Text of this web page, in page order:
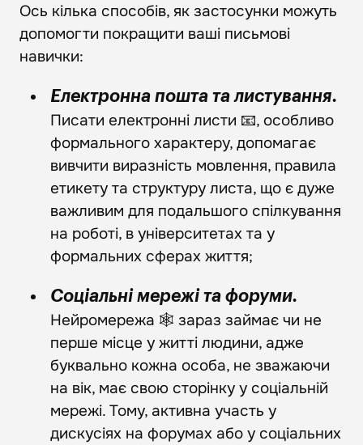
Ось кілька способів, як застосунки можуть
допомогти покращити ваші письмові
навички:
Електронна пошта та листування.
Писати електронні листи 📧, особливо
формального характеру, допомагає
вивчити виразність мовлення, правила
етикету та структуру листа, що є дуже
важливим для подальшого спілкування
на роботі, в університетах та у
формальних сферах життя;
Соціальні мережі та форуми.
Нейромережа 🕸️ зараз займає чи не
перше місце у житті людини, адже
буквально кожна особа, не зважаючи
на вік, має свою сторінку у соціальній
мережі. Тому, активна участь у
дискусіях на форумах або у соціальних